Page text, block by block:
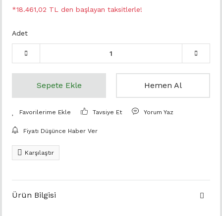
*18.461,02 TL den başlayan taksitlerle!
Adet
Sepete Ekle Hemen Al
Tavsiye Et Yorum Yaz
Fiyatı Düşünce Haber Ver
Karşılaştır
Ürün Bilgisi